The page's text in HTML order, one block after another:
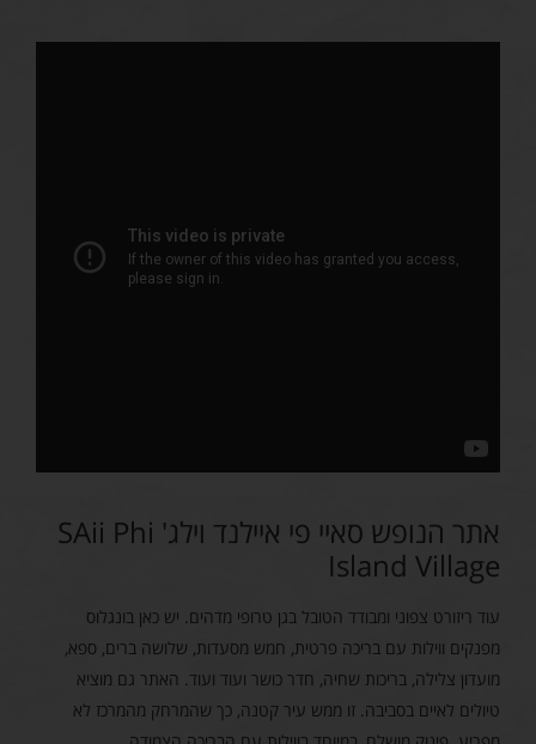
אתר הנופש סאיי פי איילנד וילג' SAii Phi
Island Village
עוד ריזורט צפוני ומבודד הטובל בגן טרופי מדהים. יש כאן בונגלוס
מפנקים ווילות עם בריכה פרטית, חמש מסעדות, שלושה ברים, ספא,
מועדון צלילה, בריכות שחיה, חדר כושר ועוד ועוד. האתר גם מוציא
טיולים לאיים בסביבה. זו ממש עיר קטנה, כך שהמרחק מהמרכז לא